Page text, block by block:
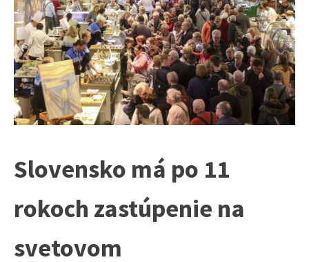
Slovensko má po 11